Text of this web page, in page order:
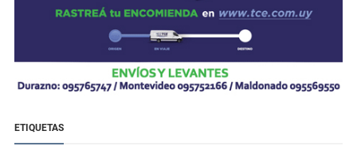
ETIQUETAS